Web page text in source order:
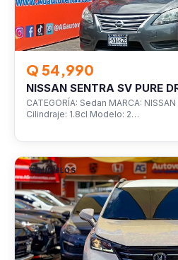
Q 54,990
NISSAN SENTRA SV PURE
CATEGORÍA: Sedan MARCA:
Cilindraje: 1.8cl Modelo: 2…
VEHÍCULOS